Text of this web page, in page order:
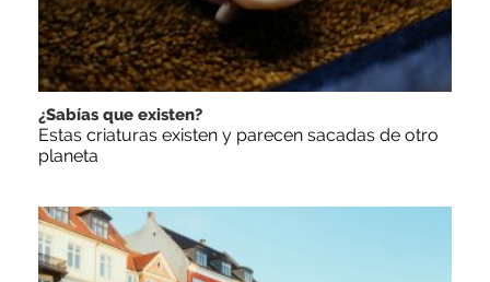
¿Sabías que existen?
Estas criaturas existen y parecen sacadas de otro
planeta